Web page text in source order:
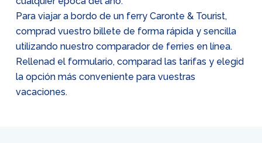
Para viajar a bordo de un ferry Caronte & Tourist,
comprad vuestro billete de forma rápida y sencilla
utilizando nuestro comparador de ferries en línea.
Rellenad el formulario, comparad las tarifas y elegid
la opción más conveniente para vuestras
vacaciones.